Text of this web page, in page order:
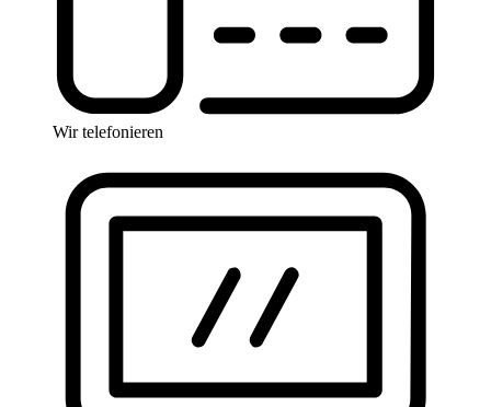
Wir telefonieren